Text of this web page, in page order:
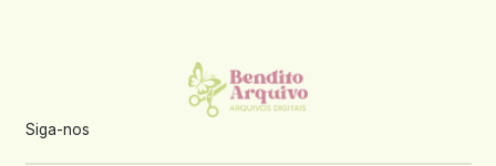
Siga-nos